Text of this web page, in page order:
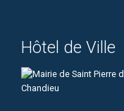
Hôtel de Ville